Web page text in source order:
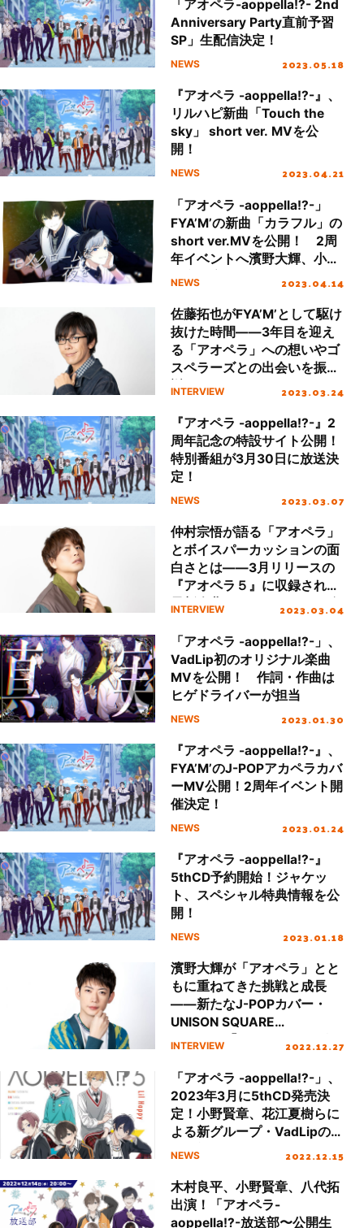
「アオペラ-aoppella!?- 2nd
Anniversary Party直前予習
SP」生配信決定！
NEWS 2023.05.18
『アオペラ -aoppella!?-』、
リルハピ新曲「Touch the
sky」 short ver. MVを公
開！
NEWS 2023.04.21
「アオペラ -aoppella!?-」
FYA’M’の新曲「カラフル」の
short ver.MVを公開！ 2周
年イベントへ濱野大輝、小野
賢章、増元拓也、武内駿輔の
NEWS 2023.04.14
佐藤拓也がFYA’M’として駆け
抜けた時間――3年目を迎え
る「アオペラ」への想いやゴ
スペラーズとの出会いを振り
返る
INTERVIEW 2023.03.24
『アオペラ -aoppella!?-』2
周年記念の特設サイト公開！
特別番組が3月30日に放送決
定！
NEWS 2023.03.07
仲村宗悟が語る「アオペラ」
とボイスパーカッションの面
白さとは――3月リリースの
『アオペラ５』に収録される
最新楽曲とドラマパートに迫
INTERVIEW 2023.03.04
「アオペラ -aoppella!?-」、
VadLip初のオリジナル楽曲
MVを公開！ 作詞・作曲は
ヒゲドライバーが担当
NEWS 2023.01.30
『アオペラ -aoppella!?-』、
FYA’M’のJ-POPアカペラカバ
ーMV公開！2周年イベント開
催決定！
NEWS 2023.01.24
『アオペラ -aoppella!?-』
5thCD予約開始！ジャケッ
ト、スペシャル特典情報を公
開！
NEWS 2023.01.18
濱野大輝が「アオペラ」とと
もに重ねてきた挑戦と成長
――新たなJ-POPカバー・
UNISON SQUARE
GARDEN「シュガーソングと
を語る
INTERVIEW 2022.12.27
「アオペラ -aoppella!?-」、
2023年3月に5thCD発売決
定！小野賢章、花江夏樹らに
よる新グループ・VadLipの楽
曲も初収録
NEWS 2022.12.15
木村良平、小野賢章、八代拓
出演！「アオペラ-
aoppella!?-放送部〜公開生